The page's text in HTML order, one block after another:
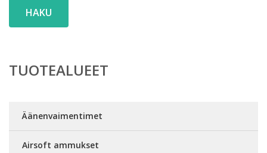
HAKU
TUOTEALUEET
Äänenvaimentimet
Airsoft ammukset